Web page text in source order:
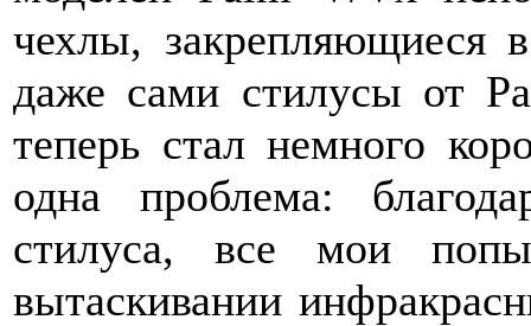
чехлы, закрепляющиеся
даже сами стилусы от
теперь стал немного
одна проблема:
стилуса, все мои
вытаскивании